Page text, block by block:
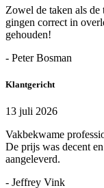
Zowel de taken als
gingen correct in
gehouden!
- Peter Bosman
Klantgericht
13 juli 2026
Vakbekwame
De prijs was decent
aangeleverd.
- Jeffrey Vink